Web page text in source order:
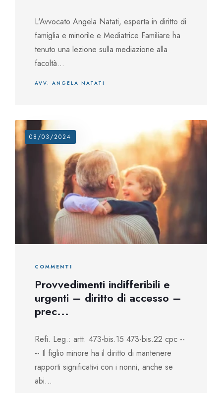
L'Avvocato Angela Natati, esperta in diritto di
famiglia e minorile e Mediatrice Familiare ha
tenuto una lezione sulla mediazione alla
facoltà...
AVV. ANGELA NATATI
08/03/2024
COMMENTI
Provvedimenti indifferibili e
urgenti – diritto di accesso –
prec...
Refi. Leg.: artt. 473-bis.15 473-bis.22 cpc --
-- Il figlio minore ha il diritto di mantenere
rapporti significativi con i nonni, anche se
abi...